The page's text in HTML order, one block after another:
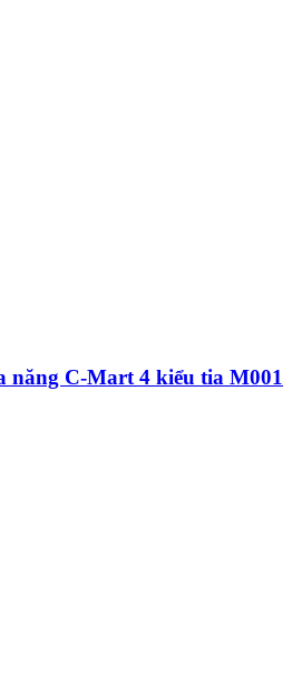
năng C-Mart 4 kiểu tia M001